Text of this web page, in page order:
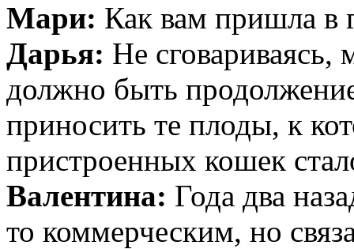
Мари: Как вам пришла в
Дарья: Не
должно быть
приносить те плоды, к
пристроенных кошек
Валентина: Года два
то коммерческим, но